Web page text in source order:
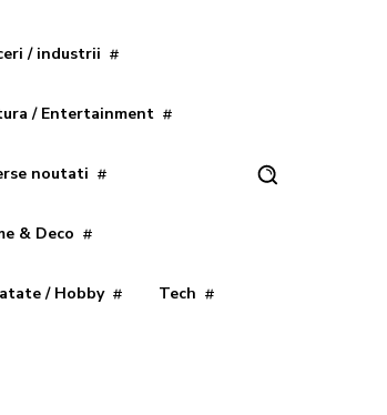
/ industrii
/ Entertainment
noutati
& Deco
/ Hobby Tech